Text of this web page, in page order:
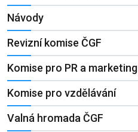
Návody
Revizní komise ČGF
Komise pro PR a marketing
Komise pro vzdělávání
Valná hromada ČGF